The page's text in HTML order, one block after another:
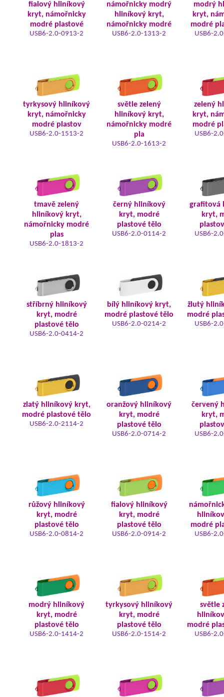
fialový hliníkový
kryt, námořnicky
modré plastové
USB6-2.0-0913-2
námořnicky modrý
hliníkový kryt,
námořnicky modré
USB6-2.0-1313-2
modrý
kryt,
modré
USB6-
tyrkysový hliníkový
kryt, námořnicky
modré plastov
USB6-2.0-1513-2
světle zelený
hliníkový kryt,
námořnicky modré
pla
USB6-2.0-1613-2
zelený
kryt,
modré
USB6-
tmavě zelený
hliníkový kryt,
námořnicky modré
plas
USB6-2.0-1813-2
černý hliníkový
kryt, modré
plastové tělo
USB6-2.0-0114-2
grafitová
kryt,
USB6-
stříbrný hliníkový
kryt, modré
plastové tělo
USB6-2.0-0414-2
bílý hliníkový kryt,
modré plastové tělo
USB6-2.0-0214-2
žlutý
modré
USB6-
zlatý hliníkový kryt,
modré plastové tělo
USB6-2.0-2114-2
oranžový hliníkový
kryt, modré
plastové tělo
USB6-2.0-0714-2
červený
kryt,
USB6-
růžový hliníkový
kryt, modré
plastové tělo
USB6-2.0-0814-2
fialový hliníkový
kryt, modré
plastové tělo
USB6-2.0-0914-2
modré
USB6-
modrý hliníkový
kryt, modré
plastové tělo
USB6-2.0-1414-2
tyrkysový hliníkový
kryt, modré
plastové tělo
USB6-2.0-1514-2
světle
modré
USB6-